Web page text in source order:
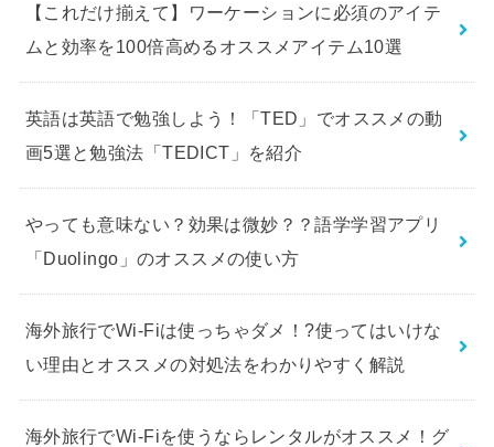
【これだけ揃えて】ワーケーションに必須のアイテ
ムと効率を100倍高めるオススメアイテム10選
英語は英語で勉強しよう！「TED」でオススメの動
画5選と勉強法「TEDICT」を紹介
やっても意味ない？効果は微妙？？語学学習アプリ
「Duolingo」のオススメの使い方
海外旅行でWi-Fiは使っちゃダメ！?使ってはいけな
い理由とオススメの対処法をわかりやすく解説
海外旅行でWi-Fiを使うならレンタルがオススメ！グ